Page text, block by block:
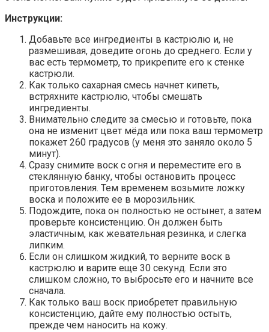
Инструкции:
Добавьте все ингредиенты в кастрюлю и, не
размешивая, доведите огонь до среднего. Если у
вас есть термометр, то прикрепите его к стенке
кастрюли.
Как только сахарная смесь начнет кипеть,
встряхните кастрюлю, чтобы смешать
ингредиенты.
Внимательно следите за смесью и готовьте, пока
она не изменит цвет мёда или пока ваш термометр
покажет 260 градусов (у меня это заняло около 5
минут).
Сразу снимите воск с огня и переместите его в
стеклянную банку, чтобы остановить процесс
приготовления. Тем временем возьмите ложку
воска и положите ее в морозильник.
Подождите, пока он полностью не остынет, а затем
проверьте консистенцию. Он должен быть
эластичным, как жевательная резинка, и слегка
липким.
Если он слишком жидкий, то верните воск в
кастрюлю и варите еще 30 секунд. Если это
слишком сложно, то выбросьте его и начните все
сначала.
Как только ваш воск приобретет правильную
консистенцию, дайте ему полностью остыть,
прежде чем наносить на кожу.